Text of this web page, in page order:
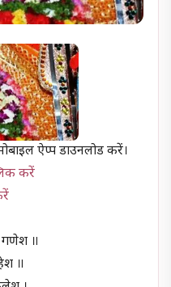
ऐप्प डाउनलोड करें।
करें
गणेश ॥
॥